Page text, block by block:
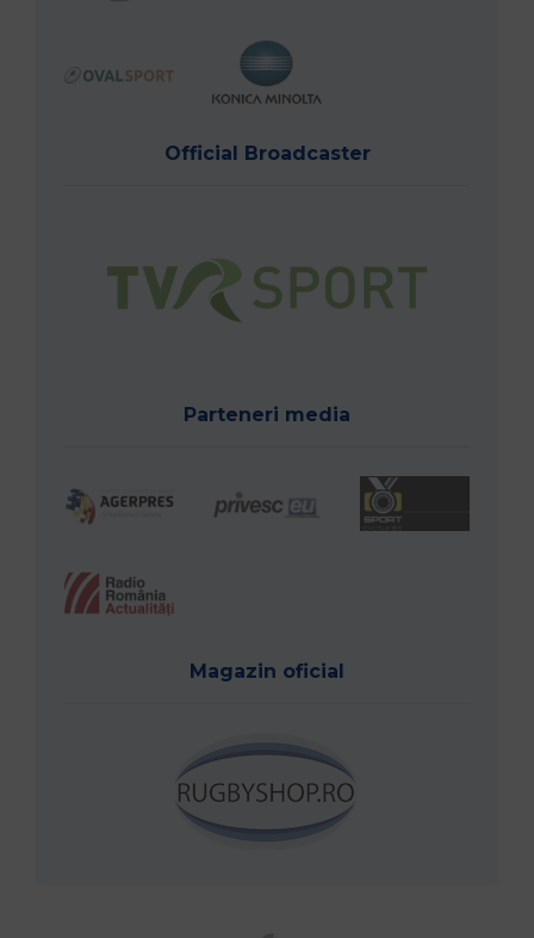
Official Broadcaster
Parteneri media
Magazin oficial